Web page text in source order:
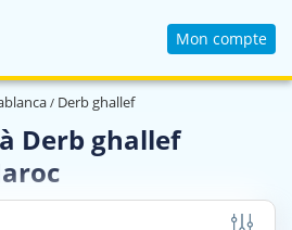
Mon compte
Derb ghallef
Derb ghallef